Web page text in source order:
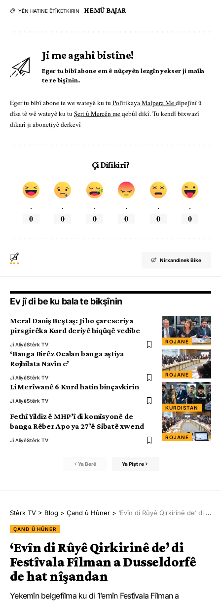
YÊN HATINE ÊTÎKETKIRIN HEMÛ BAJAR
Ji me agahî bistîne!
Eger tu bibî abone em ê nûçeyên lezgîn yekser ji maîla
te re bişînin.
Eger tu bibî abone te we wateyê ku tu Polîtikaya Malpera Medipejînî û
dîsa tê wê wateyê ku tu Şert û Mercên meqebûl dikî. Tu kendî bixwazî
dikarî ji abonetiyê derkevî
Çi Difikirî?
.
0
.
0
.
0
.
0
.
0
.
0
Nirxandinek Bike
Ev jî di be ku bala te bikşînin
ROJANE
Meral Daniş Beştaş: Ji bo çareseriya
pirsgirêka Kurd deriyê hiqûqê vedibe
Ji AliyêStêrk TV
ROJANE
‘Banga Birêz Ocalan banga aştiya
Rojhilata Navîn e’
Ji AliyêStêrk TV
KURDISTAN
Li Merîwanê 6 Kurd hatin binçavkirin
Ji AliyêStêrk TV
ROJANE
Fethî Yildiz ê MHP’î di komîsyonê de
banga Rêber Apo ya 27’ê Sibatê xwend
Ji AliyêStêrk TV
Ya Berê Ya Pişt re
Stêrk TV > Blog > Çand û Hûner > ‘Evîn di Rûyê Qirkirinê de’ di Festîvala Fîlman a Dusseldorfê de hat nîşandan
ÇAND Û HÛNER
‘Evîn di Rûyê Qirkirinê de’ di
Festîvala Fîlman a Dusseldorfê
de hat nîşandan
Yekemîn belgefîlma ku di 1’emîn Festîvala Fîlman a